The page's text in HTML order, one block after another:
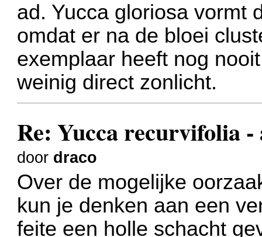
ad. Yucca gloriosa vormt
omdat er na de bloei
exemplaar heeft nog
weinig direct zonlicht.
Re: Yucca recurvifolia
door draco
Over de mogelijke
kun je denken aan een
feite een holle schacht